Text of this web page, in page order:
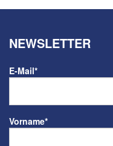
NEWSLETTER
E-Mail*
Vorname*